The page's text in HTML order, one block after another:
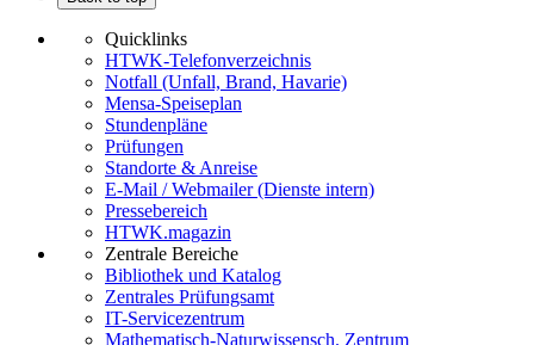
Quicklinks
HTWK-Telefonverzeichnis
Notfall (Unfall, Brand, Havarie)
Mensa-Speiseplan
Stundenpläne
Prüfungen
Standorte & Anreise
E-Mail / Webmailer (Dienste intern)
Pressebereich
HTWK.magazin
Zentrale Bereiche
Bibliothek und Katalog
Zentrales Prüfungsamt
IT-Servicezentrum
Mathematisch-Naturwissensch. Zentrum